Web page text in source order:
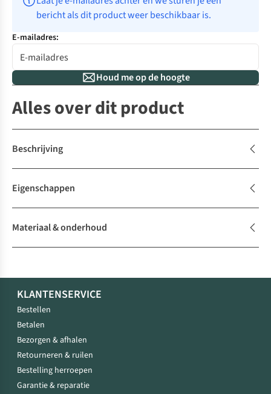
bericht als dit product weer beschikbaar is.
E-mailadres:
Houd me op de hoogte
Alles over dit product
Beschrijving
Eigenschappen
Materiaal & onderhoud
KLANTENSERVICE
Bestellen
Betalen
Bezorgen & afhalen
Retourneren & ruilen
Bestelling herroepen
Garantie & reparatie